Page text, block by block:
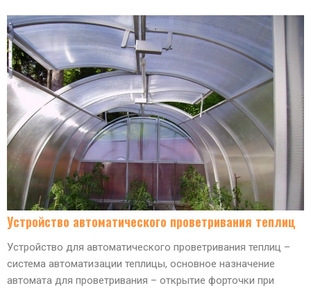
Устройство автоматического проветривания теплиц
Устройство для автоматического проветривания теплиц –
система автоматизации теплицы, основное назначение
автомата для проветривания – открытие форточки при